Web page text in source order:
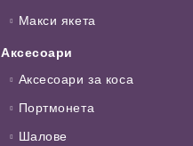
Макси якета
Аксесоари
Аксесоари за коса
Портмонета
Шалове